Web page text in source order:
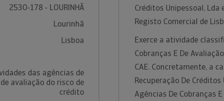
2530-178 - LOURINHÃ
Lourinhã
Lisboa
das agências de
avaliação do risco de
crédito
Créditos Unipessoal,
Registo Comercial de
Exerce a atividade
Cobranças E De
CAE. Concretamente, a
Recuperação De
Agências De Cobranças